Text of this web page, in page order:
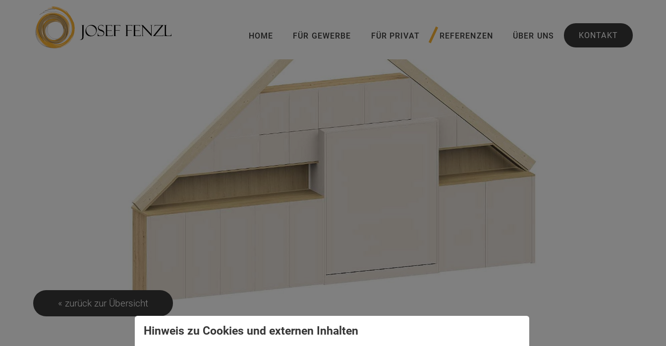
HOME FÜR GEWERBE FÜR PRIVAT REFERENZEN ÜBER UNS KONTAKT
« zurück zur Übersicht
Hinweis zu Cookies und externen Inhalten